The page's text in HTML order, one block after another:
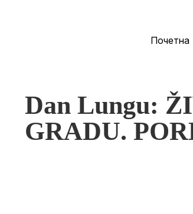
Почетна
Dan Lungu:
GRADU.